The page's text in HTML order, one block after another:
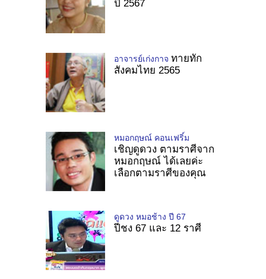
ปี 2567
อาจารย์เก่งกาจ ทายทัก
สังคมไทย 2565
หมอกฤษณ์ คอนเฟริ์ม
เชิญดูดวง ตามราศีจาก
หมอกฤษณ์ ได้เลยค่ะ
เลือกตามราศีของคุณ
ดูดวง หมอช้าง ปี 67
ปีชง 67 และ 12 ราศี